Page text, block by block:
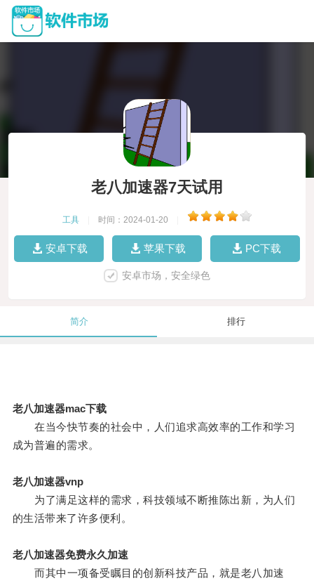
老八加速器7天试用
工具 时间：2024-01-20
安卓下载 苹果下载 PC下载
安卓市场，安全绿色
简介 排行
老八加速器mac下载
在当今快节奏的社会中，人们追求高效率的工作和学习
成为普遍的需求。
老八加速器vnp
为了满足这样的需求，科技领域不断推陈出新，为人们
的生活带来了许多便利。
老八加速器免费永久加速
而其中一项备受瞩目的创新科技产品，就是老八加速